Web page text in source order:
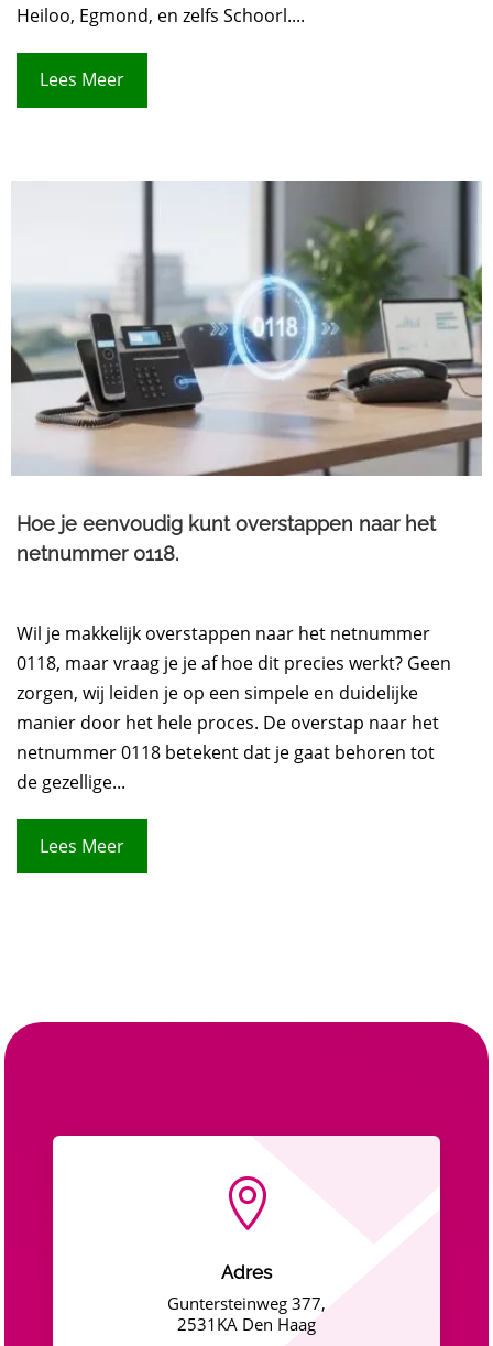
Heiloo, Egmond, en zelfs Schoorl....
Lees Meer
Hoe je eenvoudig kunt overstappen naar het
netnummer 0118.​
Wil je makkelijk overstappen naar het netnummer
0118, maar vraag je je af hoe dit precies werkt? Geen
zorgen, wij leiden je op een simpele en duidelijke
manier door het hele proces. De overstap naar het
netnummer 0118 betekent dat je gaat behoren tot
de gezellige...
Lees Meer

Adres
Guntersteinweg 377,
2531KA Den Haag